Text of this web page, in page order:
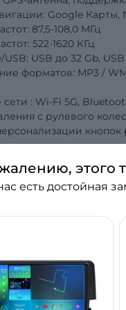
Google Карты,
87,5-108,0 МГц
522-1620 КГц
USB до 32 Gb,
форматов: MP3 /
сети : Wi-Fi 5G,
с рулевого
кнопок
-20°C – +70°C
-30°C – +80°C
штатной
речь идёт об
этого
есть достойная